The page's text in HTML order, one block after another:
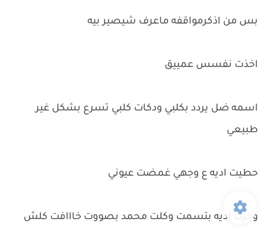
بس من اذكرمواقفه ماعرف شيصير بيه
اخذت نفسس عمييق
اسمه ضل يردد بكلبي ودكات كلبي تسرع بشكل غير
طبيعي
حطيت اديه ع وجهي غمضت عيوني
وخرت اديه بتسمت وكلت محمد بصووت خااافت كلش